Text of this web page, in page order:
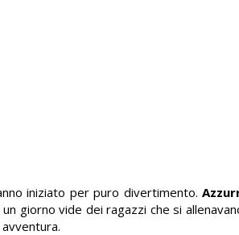
iniziato per puro divertimento.
giorno vide dei ragazzi che si